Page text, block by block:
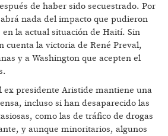
de haber sido secuestrado. Por
nada del impacto que pudieron
la actual situación de Haití. Sin
cuenta la victoria de René Preval,
y a Washington que acepten el
ex presidente Aristide mantiene una
incluso si han desaparecido las
como las de tráfico de drogas
y aunque minoritarios, algunos